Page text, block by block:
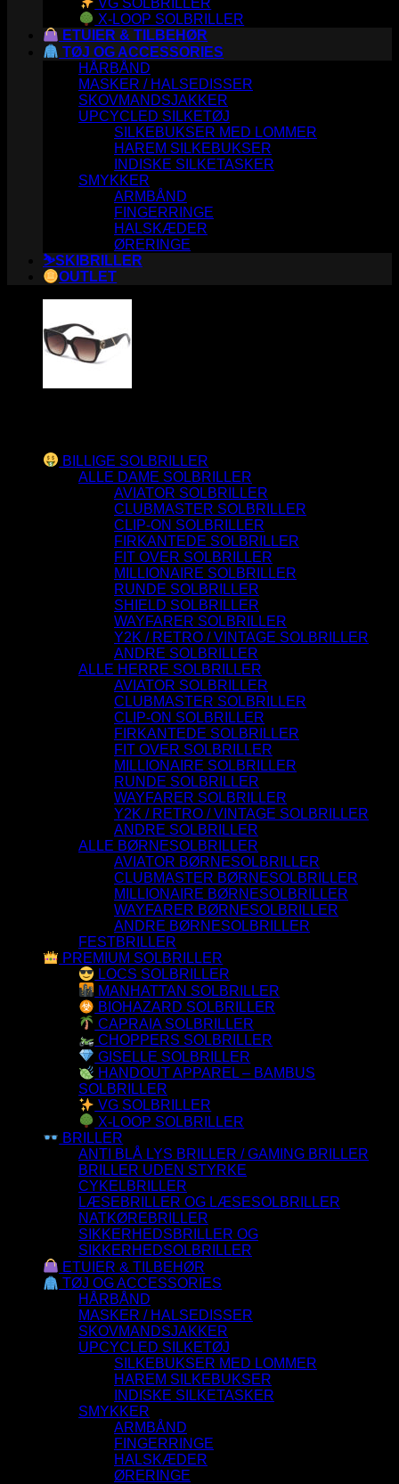
X-LOOP SOLBRILLER
ETUIER & TILBEHØR
TØJ OG ACCESSORIES
HÅRBÅND
MASKER / HALSEDISSER
SKOVMANDSJAKKER
UPCYCLED SILKETØJ
SILKEBUKSER MED LOMMER
HAREM SILKEBUKSER
INDISKE SILKETASKER
SMYKKER
ARMBÅND
FINGERRINGE
HALSKÆDER
ØRERINGE
⛷️SKIBRILLER
OUTLET
BILLIGE SOLBRILLER
ALLE DAME SOLBRILLER
AVIATOR SOLBRILLER
CLUBMASTER SOLBRILLER
CLIP-ON SOLBRILLER
FIRKANTEDE SOLBRILLER
FIT OVER SOLBRILLER
MILLIONAIRE SOLBRILLER
RUNDE SOLBRILLER
SHIELD SOLBRILLER
WAYFARER SOLBRILLER
Y2K / RETRO / VINTAGE SOLBRILLER
ANDRE SOLBRILLER
ALLE HERRE SOLBRILLER
AVIATOR SOLBRILLER
CLUBMASTER SOLBRILLER
CLIP-ON SOLBRILLER
FIRKANTEDE SOLBRILLER
FIT OVER SOLBRILLER
MILLIONAIRE SOLBRILLER
RUNDE SOLBRILLER
WAYFARER SOLBRILLER
Y2K / RETRO / VINTAGE SOLBRILLER
ANDRE SOLBRILLER
ALLE BØRNESOLBRILLER
AVIATOR BØRNESOLBRILLER
CLUBMASTER BØRNESOLBRILLER
MILLIONAIRE BØRNESOLBRILLER
WAYFARER BØRNESOLBRILLER
ANDRE BØRNESOLBRILLER
FESTBRILLER
PREMIUM SOLBRILLER
LOCS SOLBRILLER
MANHATTAN SOLBRILLER
BIOHAZARD SOLBRILLER
CAPRAIA SOLBRILLER
CHOPPERS SOLBRILLER
GISELLE SOLBRILLER
HANDOUT APPAREL – BAMBUS
SOLBRILLER
VG SOLBRILLER
X-LOOP SOLBRILLER
BRILLER
ANTI BLÅ LYS BRILLER / GAMING BRILLER
BRILLER UDEN STYRKE
CYKELBRILLER
LÆSEBRILLER OG LÆSESOLBRILLER
NATKØREBRILLER
SIKKERHEDSBRILLER OG
SIKKERHEDSOLBRILLER
ETUIER & TILBEHØR
TØJ OG ACCESSORIES
HÅRBÅND
MASKER / HALSEDISSER
SKOVMANDSJAKKER
UPCYCLED SILKETØJ
SILKEBUKSER MED LOMMER
HAREM SILKEBUKSER
INDISKE SILKETASKER
SMYKKER
ARMBÅND
FINGERRINGE
HALSKÆDER
ØRERINGE